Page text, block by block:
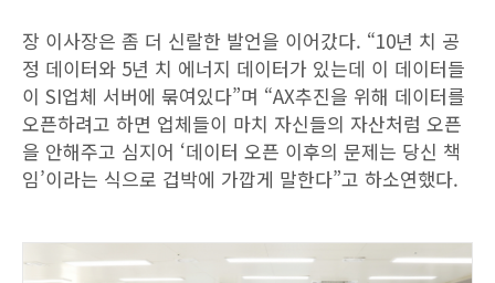
장 이사장은 좀 더 신랄한 발언을 이어갔다. “10년 치 공
정 데이터와 5년 치 에너지 데이터가 있는데 이 데이터들
이 SI업체 서버에 묶여있다”며 “AX추진을 위해 데이터를
오픈하려고 하면 업체들이 마치 자신들의 자산처럼 오픈
을 안해주고 심지어 ‘데이터 오픈 이후의 문제는 당신 책
임’이라는 식으로 겁박에 가깝게 말한다”고 하소연했다.